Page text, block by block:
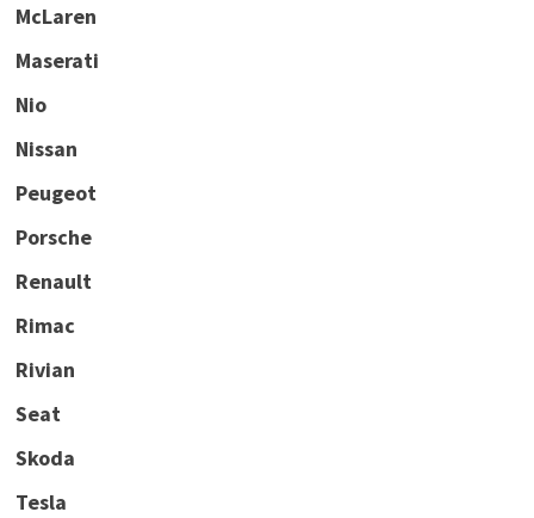
McLaren
Maserati
Nio
Nissan
Peugeot
Porsche
Renault
Rimac
Rivian
Seat
Skoda
Tesla